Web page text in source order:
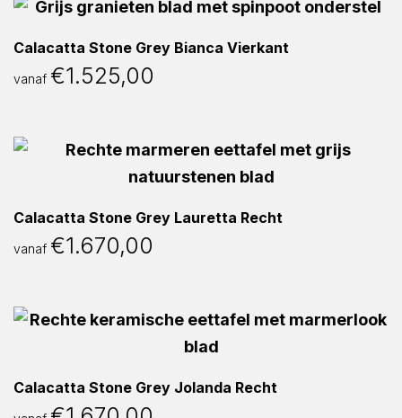
Calacatta Stone Grey Bianca Vierkant
vanaf €1.525,00
Calacatta Stone Grey Lauretta Recht
vanaf €1.670,00
Calacatta Stone Grey Jolanda Recht